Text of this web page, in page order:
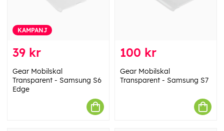
KAMPANJ
39 kr
Gear Mobilskal
Transparent - Samsung S6
Edge
100 kr
Gear Mobilskal
Transparent - Samsung S7